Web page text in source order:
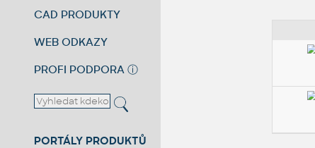
CAD PRODUKTY
WEB ODKAZY
PROFI PODPORA ⓘ
PORTÁLY PRODUKTŮ